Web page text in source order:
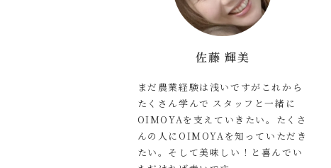
佐藤 輝美
まだ農業経験は浅いですがこれから
たくさん学んで スタッフと一緒に
OIMOYAを支えていきたい。たくさ
んの人にOIMOYAを知っていただき
たい。そして美味しい！と喜んでい